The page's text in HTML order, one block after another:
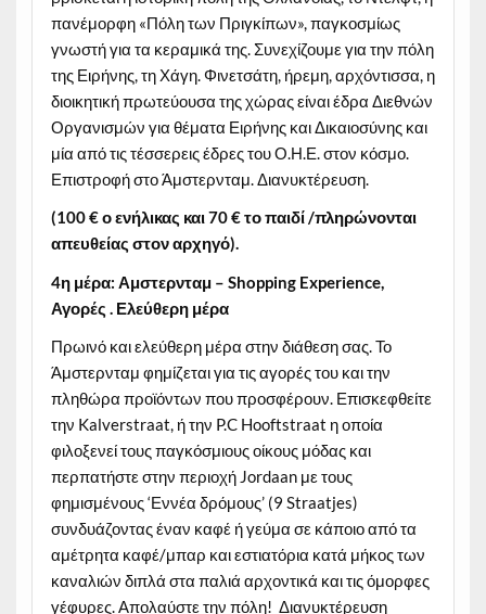
πανέμορφη «Πόλη των Πριγκίπων», παγκοσμίως
γνωστή για τα κεραμικά της. Συνεχίζουμε για την πόλη
της Ειρήνης, τη Χάγη. Φινετσάτη, ήρεμη, αρχόντισσα, η
διοικητική πρωτεύουσα της χώρας είναι έδρα Διεθνών
Οργανισμών για θέματα Ειρήνης και Δικαιοσύνης και
μία από τις τέσσερεις έδρες του Ο.Η.Ε. στον κόσμο.
Επιστροφή στο Άμστερνταμ. Διανυκτέρευση.
(100€ο ενήλικας και 70€το παιδί /πληρώνονται
απευθείας στον αρχηγό).
4η μέρα: Αμστερνταμ – Shopping Experience,
Αγορές . Ελεύθερη μέρα
Πρωινό και ελεύθερη μέρα στην διάθεση σας. Το
Άμστερνταμ φημίζεται για τις αγορές του και την
πληθώρα προϊόντων που προσφέρουν. Επισκεφθείτε
την Kalverstraat, ή την P.C Hooftstraat η οποία
φιλοξενεί τους παγκόσμιους οίκους μόδας και
περπατήστε στην περιοχή Jordaan με τους
φημισμένους ‘Εννέα δρόμους’ (9 Straatjes)
συνδυάζοντας έναν καφέ ή γεύμα σε κάποιο από τα
αμέτρητα καφέ/μπαρ και εστιατόρια κατά μήκος των
καναλιών διπλά στα παλιά αρχοντικά και τις όμορφες
γέφυρες. Απολαύστε την πόλη! Διανυκτέρευση